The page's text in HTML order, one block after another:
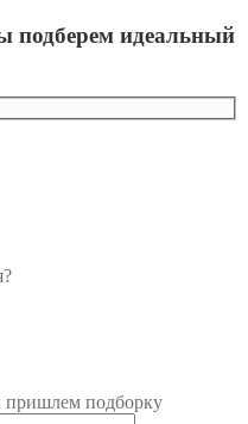
подберем идеальный
пришлем подборку